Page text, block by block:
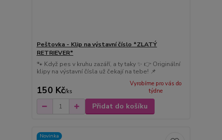
Peštovka - Klip na výstavní číslo *ZLATÝ
RETRIEVER*
🐾 Když pes v kruhu zazáří, a ty taky ✨ 👉 Originální
klipy na výstavní čísla už čekají na tebe! 📌
150 Kč/ks
Vyrobíme pro vás do
týdne
Přidat do košíku
Novinka